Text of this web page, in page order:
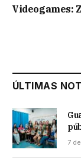
Videogames:
ÚLTIMAS
7